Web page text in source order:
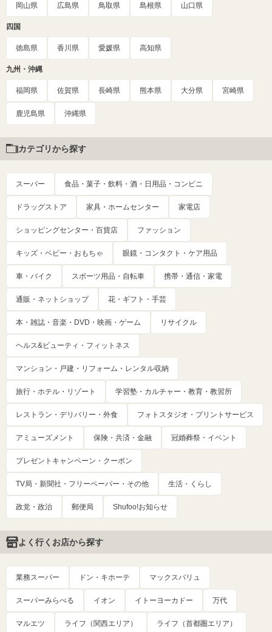
岡山県 広島県 鳥取県 島根県 山口県
四国
徳島県 香川県 愛媛県 高知県
九州・沖縄
福岡県 佐賀県 長崎県 熊本県 大分県 宮崎県
鹿児島県 沖縄県
カテゴリから探す
スーパー 食品・菓子・飲料・酒・日用品・コンビニ
ドラッグストア 家具・ホームセンター 家電店
ショッピングセンター・百貨店 ファッション
キッズ・ベビー・おもちゃ 眼鏡・コンタクト・ケア用品
車・バイク スポーツ用品・自転車 携帯・通信・家電
通販・ネットショップ 花・ギフト・手芸
本・雑誌・音楽・DVD・映画・ゲーム リサイクル
ヘルス&ビューティ・フィットネス
マンション・戸建・リフォーム・レンタル収納
旅行・ホテル・リゾート 学習塾・カルチャー・教育・教習所
レストラン・デリバリー・外食 フォトスタジオ・プリントサービス
アミューズメント 保険・共済・金融 冠婚葬祭・イベント
プレゼントキャンペーン・クーポン
TV局・新聞社・フリーペーパー・その他 生活・くらし
政党・政治 郵便局 Shufoo!お知らせ
よく行くお店から探す
業務スーパー ドン・キホーテ マックスバリュ
スーパーみらべる イオン イトーヨーカドー 万代
マルエツ ライフ（関西エリア） ライフ（首都圏エリア）